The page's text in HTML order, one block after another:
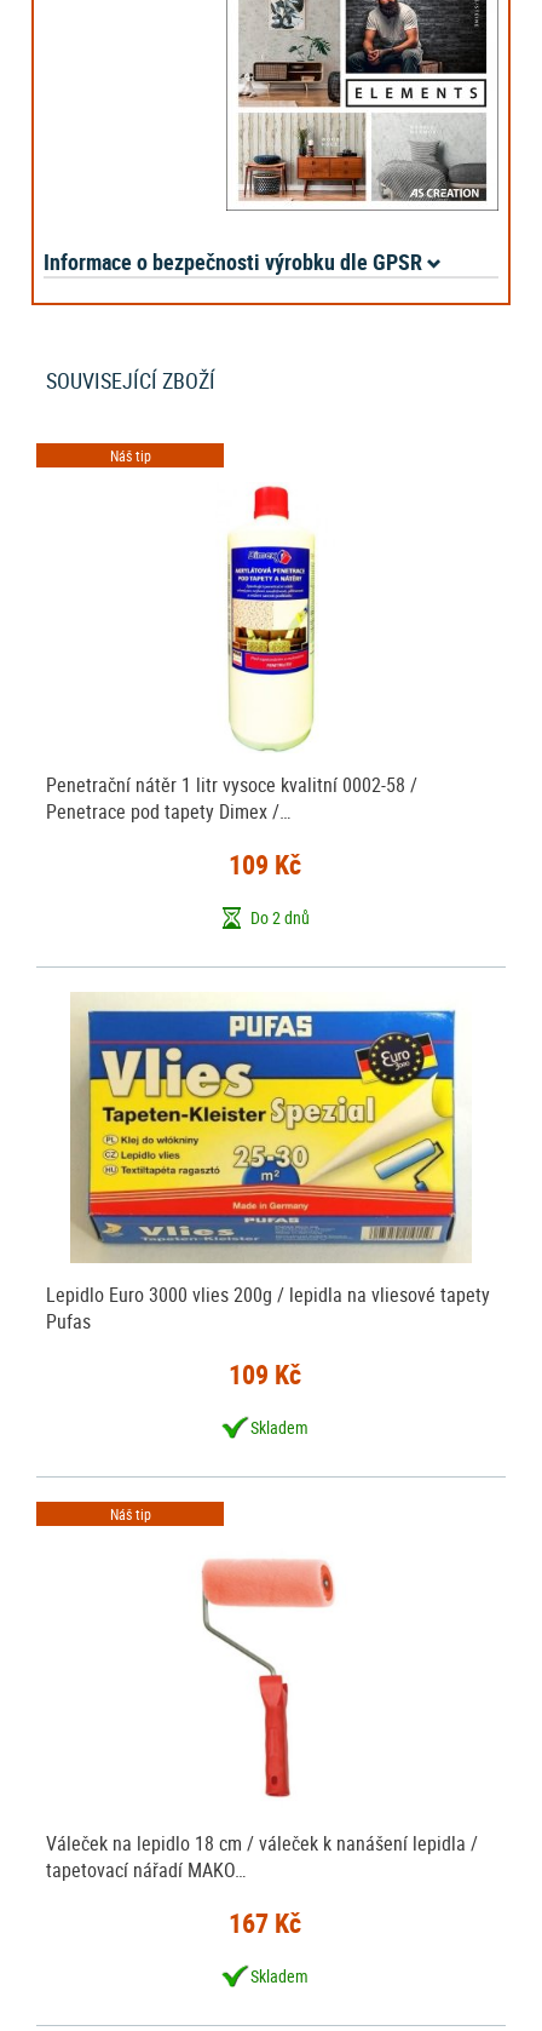
Informace o bezpečnosti výrobku dle GPSR
SOUVISEJÍCÍ ZBOŽÍ
Náš tip
Penetrační nátěr 1 litr vysoce kvalitní 0002-58 /
Penetrace pod tapety Dimex /…
109 Kč
Do 2 dnů
Lepidlo Euro 3000 vlies 200g / lepidla na vliesové tapety
Pufas
109 Kč
Skladem
Náš tip
Váleček na lepidlo 18 cm / váleček k nanášení lepidla /
tapetovací nářadí MAKO…
167 Kč
Skladem